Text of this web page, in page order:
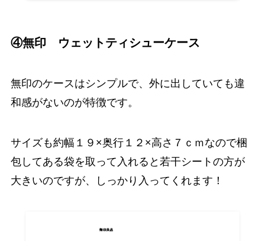
④無印 ウェットティシューケース
無印のケースはシンプルで、外に出していても違
和感がないのが特徴です。
サイズも約幅１９×奥行１２×高さ７ｃｍなので梱
包してある袋を取って入れると若干シートの方が
大きいのですが、しっかり入ってくれます！